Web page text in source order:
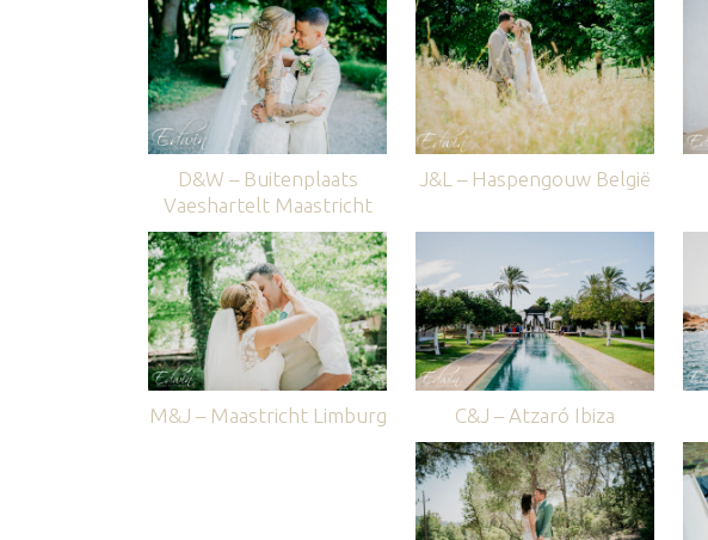
D&W – Buitenplaats
Vaeshartelt Maastricht
J&L – Haspengouw België
M&J – Maastricht Limburg C&J – Atzaró Ibiza